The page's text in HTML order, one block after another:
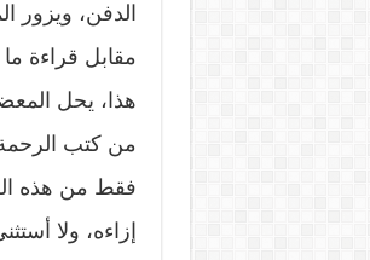
الدفن، ويزور
مقابل قراءة
هذا، يحل
من كتب
فقط من هذه
إزاءه، ولا